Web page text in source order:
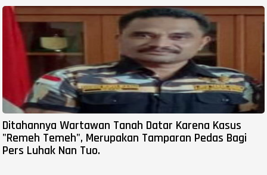
Ditahannya Wartawan Tanah Datar Karena Kasus
"Remeh Temeh", Merupakan Tamparan Pedas Bagi
Pers Luhak Nan Tuo.